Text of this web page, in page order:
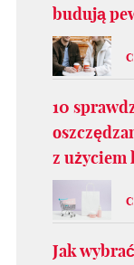
budują
10
z użyciem
Jak